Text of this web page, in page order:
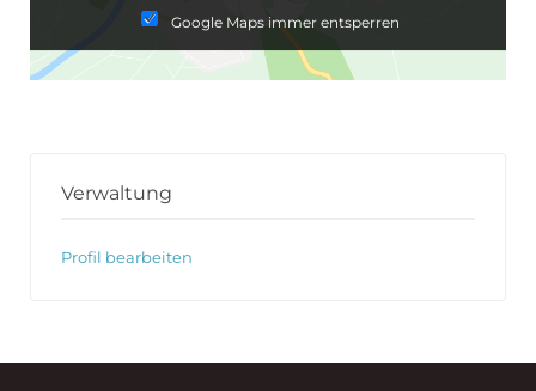
Google Maps immer entsperren
Verwaltung
Profil bearbeiten